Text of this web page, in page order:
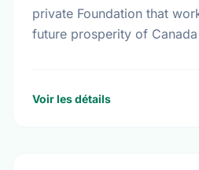
private Foundation that
future prosperity of
Voir les détails